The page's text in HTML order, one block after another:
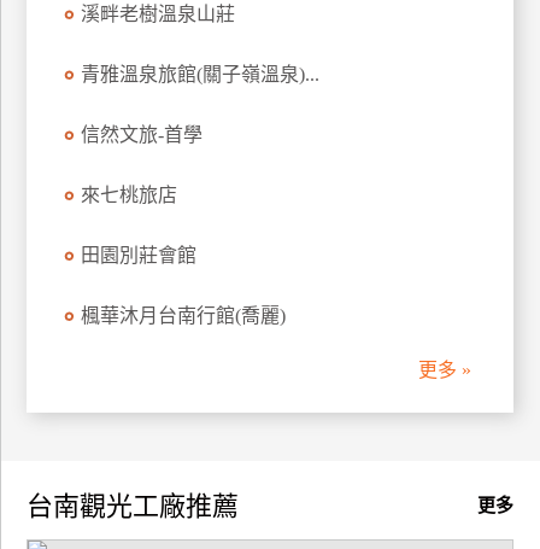
飯
作
溪畔老樹溫泉山莊
青雅溫泉旅館(關子嶺溫泉)...
信然文旅-首學
來七桃旅店
田園別莊會館
楓華沐月台南行館(喬麗)
更多 »
更多
台南觀光工廠推薦